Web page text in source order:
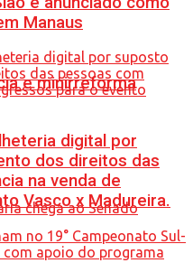
e minirreforma
Manaus
digital por
dos direitos das
na venda de
Vasco x Madureira.